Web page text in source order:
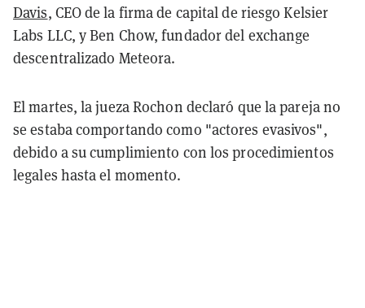
Davis, CEO de la firma de capital de riesgo Kelsier
Labs LLC, y Ben Chow, fundador del exchange
descentralizado Meteora.
El martes, la jueza Rochon declaró que la pareja no
se estaba comportando como "actores evasivos",
debido a su cumplimiento con los procedimientos
legales hasta el momento.